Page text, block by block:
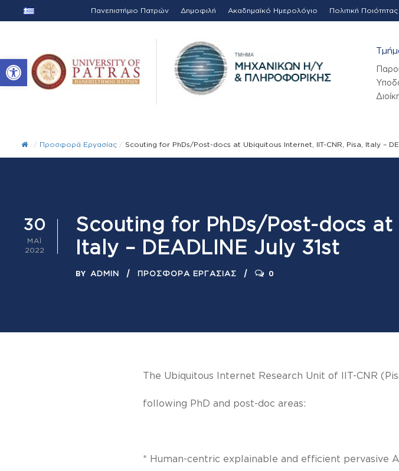
Ανοίξτε τη γραμμή εργαλείων
Πανεπιστήμιο Πατρών Δημοφιλή Ακαδημαϊκό Ημερολόγιο Πολιτική Ποιότητας
/ Προσφορά Εργασίας / Scouting for PhDs/Post-docs at Ubiquitous Internet, IIT-CNR, Pisa, Italy –
30
ΜΆΙ
2022
Scouting for PhDs/Post-docs at
Italy – DEADLINE July 31st
BY ADMIN ΠΡΟΣΦΟΡΆ ΕΡΓΑΣΊΑΣ 0
The Ubiquitous Internet Research Unit of IIT-CNR
following PhD and post-doc areas:
* Human-centric explainable and efficient pervasive